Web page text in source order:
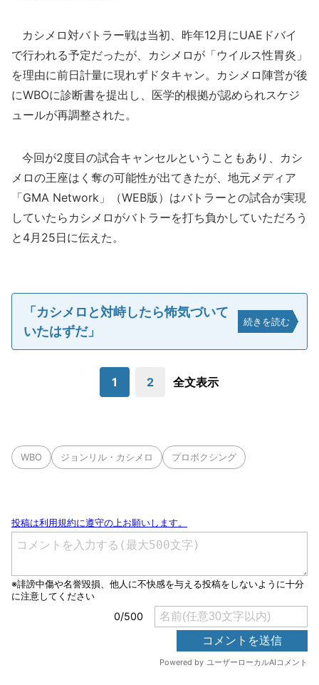
カシメロ対バトラー戦は当初、昨年12月にUAEドバイ
で行われる予定だったが、カシメロが「ウイルス性胃炎」
を理由に前日計量に現れずドタキャン。カシメロ陣営が後
にWBOに診断書を提出し、医学的根拠が認められスケジ
ュールが再調整された。
今回が2度目の試合キャンセルということもあり、カシ
メロの王座はく奪の可能性が出てきたが、地元メディア
「GMA Network」（WEB版）はバトラーとの試合が実現
していたらカシメロがバトラーを打ち負かしていただろう
と4月25日に伝えた。
「カシメロと対峙したら怖気づいて
いたはずだ」
続きを読む
1 2 全文表示
WBO ジョンリル・カシメロ プロボクシング